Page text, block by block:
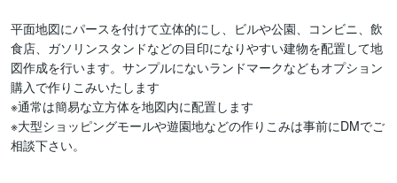
平面地図にパースを付けて立体的にし、ビルや公園、コンビニ、飲
食店、ガソリンスタンドなどの目印になりやすい建物を配置して地
図作成を行います。サンプルにないランドマークなどもオプション
購入で作りこみいたします
※通常は簡易な立方体を地図内に配置します
※大型ショッピングモールや遊園地などの作りこみは事前にDMでご
相談下さい。